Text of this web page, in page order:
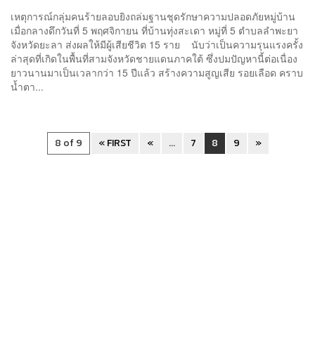
เหตุการณ์กลุ่มคนร้ายลอบยิงถล่มฐานชุดรักษาความปลอดภัยหมู่บ้าน
เมื่อกลางดึกวันที่ 5 พฤศจิกายน ที่บ้านทุ่งสะเดา หมู่ที่ 5 ตำบลลำพะยา
จังหวัดยะลา ส่งผลให้มีผู้เสียชีวิต 15 ราย นับว่าเป็นความรุนแรงครั้ง
ล่าสุดที่เกิดในพื้นที่สามจังหวัดชายแดนภาคใต้ ซึ่งปมปัญหานี้ต่อเนื่อง
ยาวนานมาเป็นเวลากว่า 15 ปีแล้ว สร้างความสูญเสีย รอยเลือด คราบ
น้ำตา...
8 of 9 « FIRST « ... 7 8 9 »